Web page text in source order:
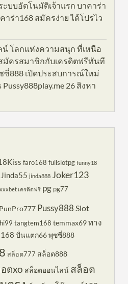
ะบบอัตโนมัติเจ้าแรก บาคาร่า
าร่า168 สมัครง่าย ได้โปรไว
น์ โลกแห่งความสนุก ที่เหนือ
มัครสมาชิกกับเครดิตฟรีทันที
888 เปิดประสบการณ์ใหม่
26 สิงหา
faro168 fullslotpg funny18
Jinda55 jinda888 Joker123
เครดิตฟรี pg pg77
PunPro777 Pussy888 Slot
tangtem168 temmax69ทาง
ปั่นแตก66พุซซี่888
สล็อต777 สล็อต888
ตxo สล็อตออนไลน์ สล็อต